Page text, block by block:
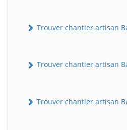
Trouver chantier artisan
Trouver chantier artisan
Trouver chantier artisan